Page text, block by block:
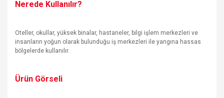
Nerede Kullanılır?
Oteller, okullar, yüksek binalar, hastaneler, bilgi işlem merkezleri ve
insanların yoğun olarak bulunduğu iş merkezleri ile yangına hassas
bölgelerde kullanılır.
Ürün Görseli